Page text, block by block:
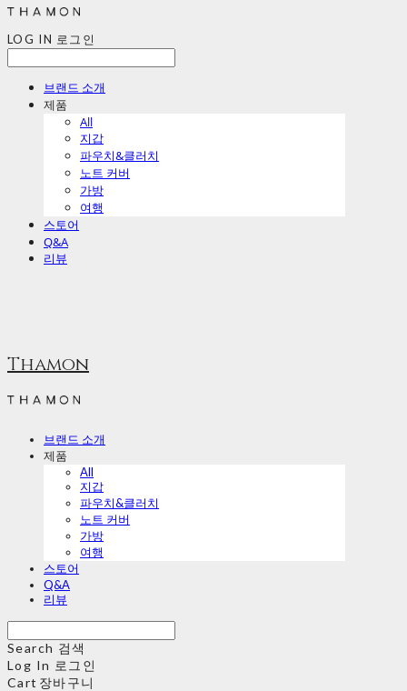
LOG IN 로그인
브랜드 소개
제품
All
지갑
파우치&클러치
노트 커버
가방
여행
스토어
Q&A
리뷰
Thamon
브랜드 소개
제품
All
지갑
파우치&클러치
노트 커버
가방
여행
스토어
Q&A
리뷰
Search 검색
Log In 로그인
Cart 장바구니